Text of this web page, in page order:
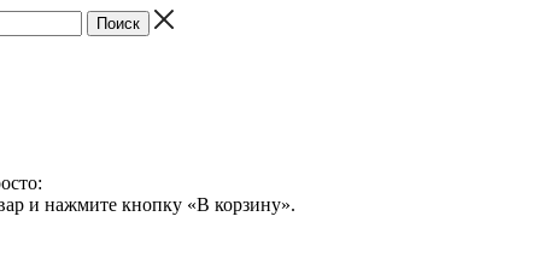
и нажмите кнопку «В корзину».